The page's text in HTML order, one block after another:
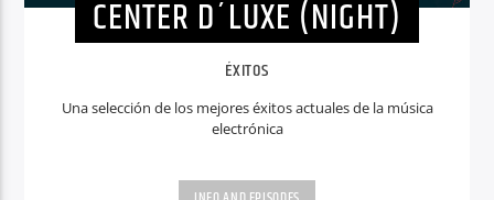
CENTER D´LUXE (NIGHT)
ÉXITOS
Una selección de los mejores éxitos actuales de la música
electrónica